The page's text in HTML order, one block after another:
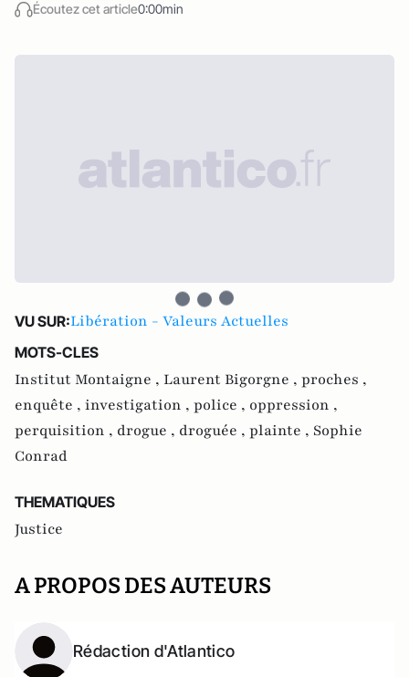
Écoutez cet article0:00min
VU SUR:Libération - Valeurs Actuelles
MOTS-CLES
Institut Montaigne , Laurent Bigorgne , proches ,
enquête , investigation , police , oppression ,
perquisition , drogue , droguée , plainte , Sophie
Conrad
THEMATIQUES
Justice
A PROPOS DES AUTEURS
Rédaction d'Atlantico